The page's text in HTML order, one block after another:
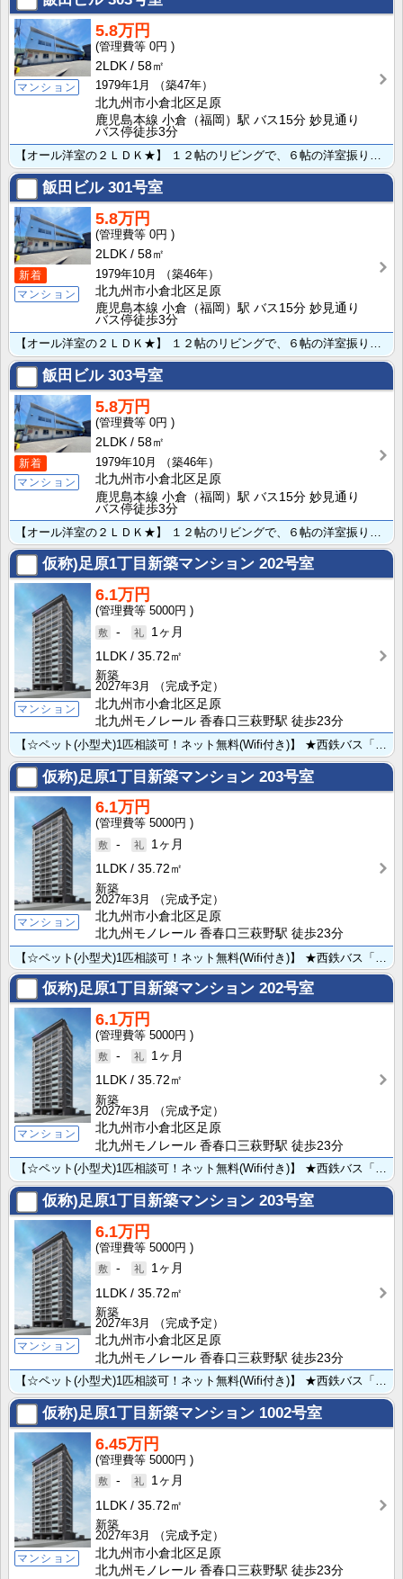
マンション
5.8万円
0円
2LDK
58㎡
1979年1月
（築47年）
北九州市小倉北区足原
鹿児島本線 小倉（福岡）駅 バス15分 妙見通り
バス停徒歩3分
【オール洋室の２ＬＤＫ★】 １２帖のリビングで、６帖の洋室振り分けタイプのお部屋です♪★TVモニター･･･
飯田ビル301号室
新着
マンション
5.8万円
0円
2LDK
58㎡
1979年10月
（築46年）
北九州市小倉北区足原
鹿児島本線 小倉（福岡）駅 バス15分 妙見通り
バス停徒歩3分
【オール洋室の２ＬＤＫ★】 １２帖のリビングで、６帖の洋室振り分けタイプのお部屋です♪★TVモニター･･･
飯田ビル303号室
新着
マンション
5.8万円
0円
2LDK
58㎡
1979年10月
（築46年）
北九州市小倉北区足原
鹿児島本線 小倉（福岡）駅 バス15分 妙見通り
バス停徒歩3分
仮称)足原1丁目新築マンション 202号室
マンション
6.1万円
5000円
-
1ヶ月
1LDK
35.72㎡
新築
2027年3月
（完成予定）
北九州市小倉北区足原
北九州モノレール 香春口三萩野駅 徒歩23分
仮称)足原1丁目新築マンション 203号室
マンション
6.1万円
5000円
-
1ヶ月
1LDK
35.72㎡
新築
2027年3月
（完成予定）
北九州市小倉北区足原
北九州モノレール 香春口三萩野駅 徒歩23分
仮称)足原1丁目新築マンション 202号室
マンション
6.1万円
5000円
-
1ヶ月
1LDK
35.72㎡
新築
2027年3月
（完成予定）
北九州市小倉北区足原
北九州モノレール 香春口三萩野駅 徒歩23分
【☆ペット(小型犬)1匹相談可！ネット無料(Wifi付き)】 ★西鉄バス「妙見通りバス停」まで徒歩2･･･
仮称)足原1丁目新築マンション 203号室
マンション
6.1万円
5000円
-
1ヶ月
1LDK
35.72㎡
新築
2027年3月
（完成予定）
北九州市小倉北区足原
北九州モノレール 香春口三萩野駅 徒歩23分
【☆ペット(小型犬)1匹相談可！ネット無料(Wifi付き)】 ★西鉄バス「妙見通りバス停」まで徒歩2･･･
仮称)足原1丁目新築マンション 1002号室
マンション
6.45万円
5000円
-
1ヶ月
1LDK
35.72㎡
新築
2027年3月
（完成予定）
北九州市小倉北区足原
北九州モノレール 香春口三萩野駅 徒歩23分